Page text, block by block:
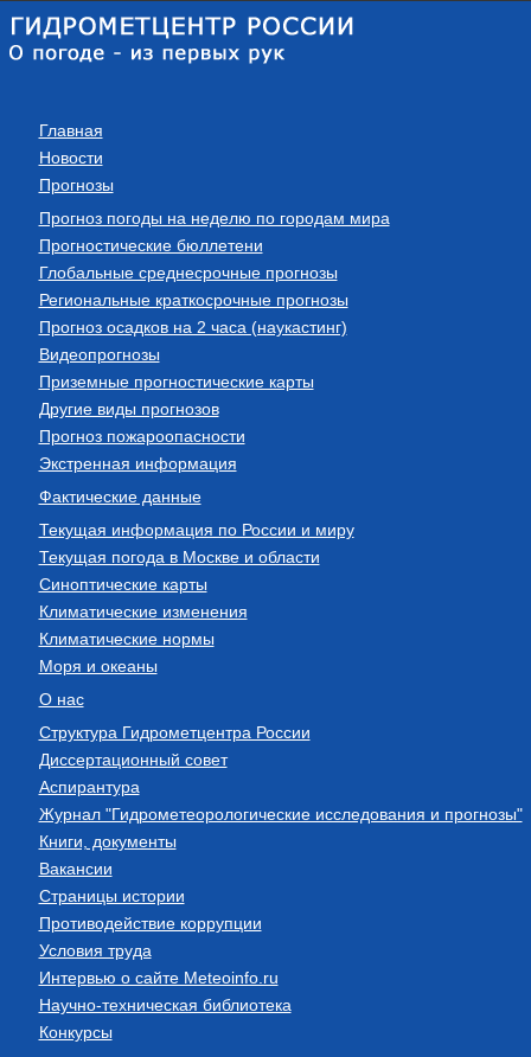
Главная
Новости
Прогнозы
Прогноз погоды на неделю по городам мира
Прогностические бюллетени
Глобальные среднесрочные прогнозы
Региональные краткосрочные прогнозы
Прогноз осадков на 2 часа (наукастинг)
Видеопрогнозы
Приземные прогностические карты
Другие виды прогнозов
Прогноз пожароопасности
Экстренная информация
Фактические данные
Текущая информация по России и миру
Текущая погода в Москве и области
Синоптические карты
Климатические изменения
Климатические нормы
Моря и океаны
О нас
Структура Гидрометцентра России
Диссертационный совет
Аспирантура
Журнал "Гидрометеорологические исследования и прогнозы"
Книги, документы
Вакансии
Страницы истории
Противодействие коррупции
Условия труда
Интервью о сайте Meteoinfo.ru
Научно-техническая библиотека
Конкурсы